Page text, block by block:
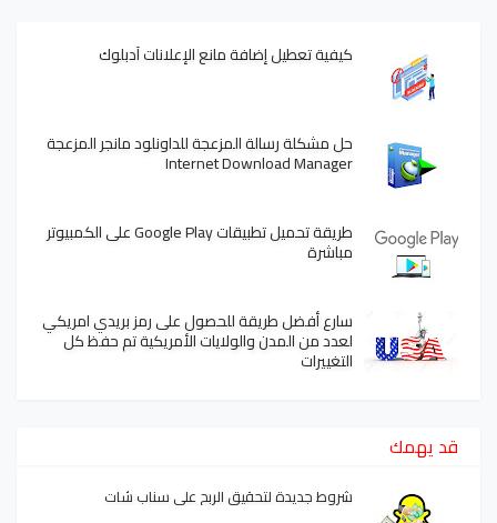
كيفية تعطيل إضافة مانع الإعلانات آدبلوك
حل مشكلة رسالة المزعجة للداونلود مانجر المزعجة
Internet Download Manager
طريقة تحميل تطبيقات Google Play على الكمبيوتر
مباشرة
سارع أفضل طريقة للحصول على رمز بريدي امريكي
لعدد من المدن والولايات الأمريكية تم حفظ كل
التغييرات
قد يهمك
شروط جديدة لتحقيق الربح على سناب شات